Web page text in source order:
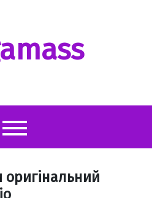
оригінальний